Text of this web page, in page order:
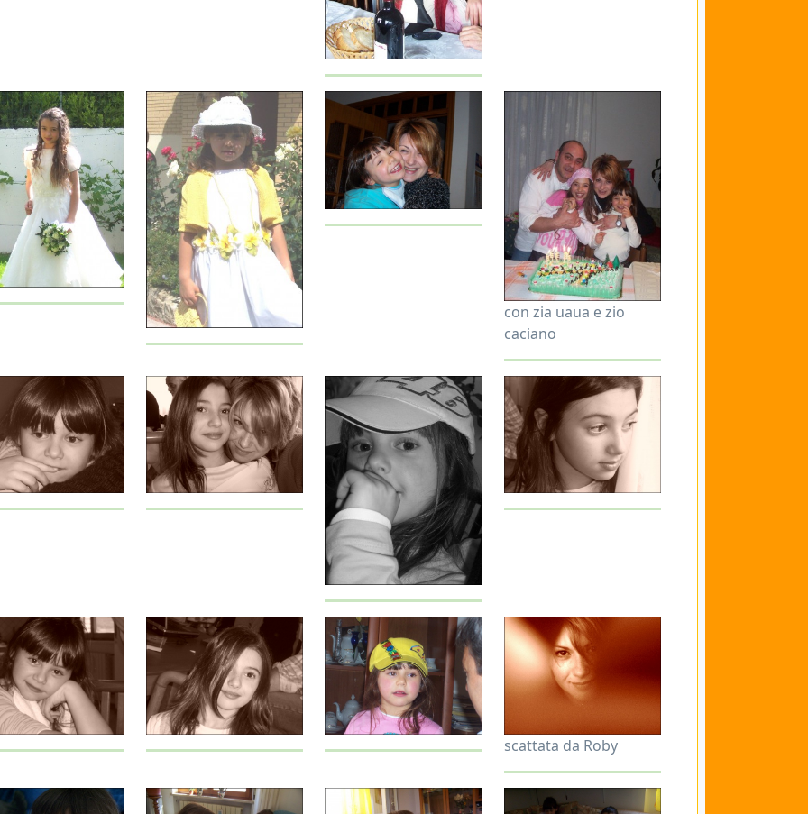
con zia uaua e zio
caciano
scattata da Roby